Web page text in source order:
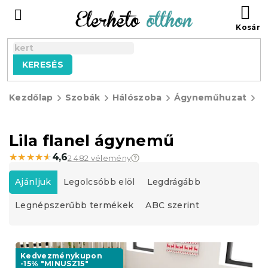
tartalomhoz
KERESÉS
Kezdőlap Szobák Hálószoba Ágyneműhuzat
Lila flanel ágynemű
★★★★★
★★★★★ 4,62 482 vélemény
T
e
r
m
e
Ajánljuk Legolcsóbb elöl Legdrágább
Legnépszerűbb termékek ABC szerint
T
Kedvezménykupon
-15% "MINUSZ15"